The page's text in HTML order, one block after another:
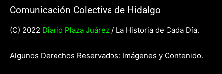
Comunicación Colectiva de Hidalgo
(C) 2022 Diario Plaza Juárez / La Historia de Cada Día.
Algunos Derechos Reservados: Imágenes y Contenido.